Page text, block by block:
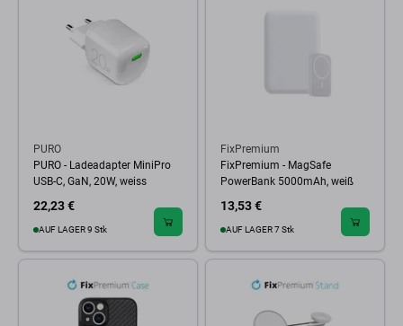
PURO
PURO - Ladeadapter MiniPro
USB-C, GaN, 20W, weiss
22,23 €
AUF LAGER 9 Stk
FixPremium
FixPremium - MagSafe
PowerBank 5000mAh, weiß
13,53 €
AUF LAGER 7 Stk